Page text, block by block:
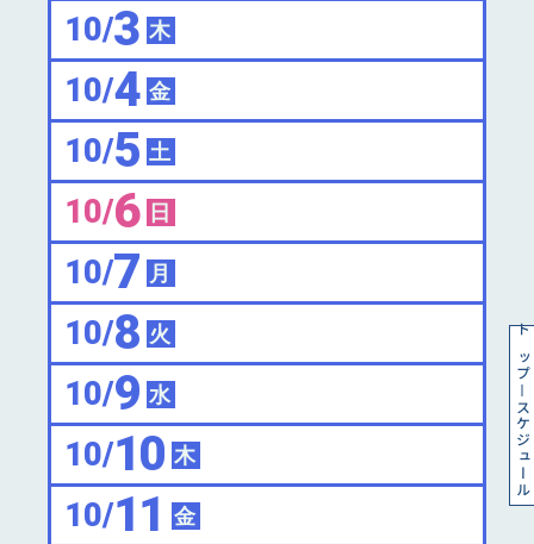
トップ
スケジュール
10/3 木
10/4 金
10/5 土
10/6 日
10/7 月
10/8 火
10/9 水
10/10 木
10/11 金